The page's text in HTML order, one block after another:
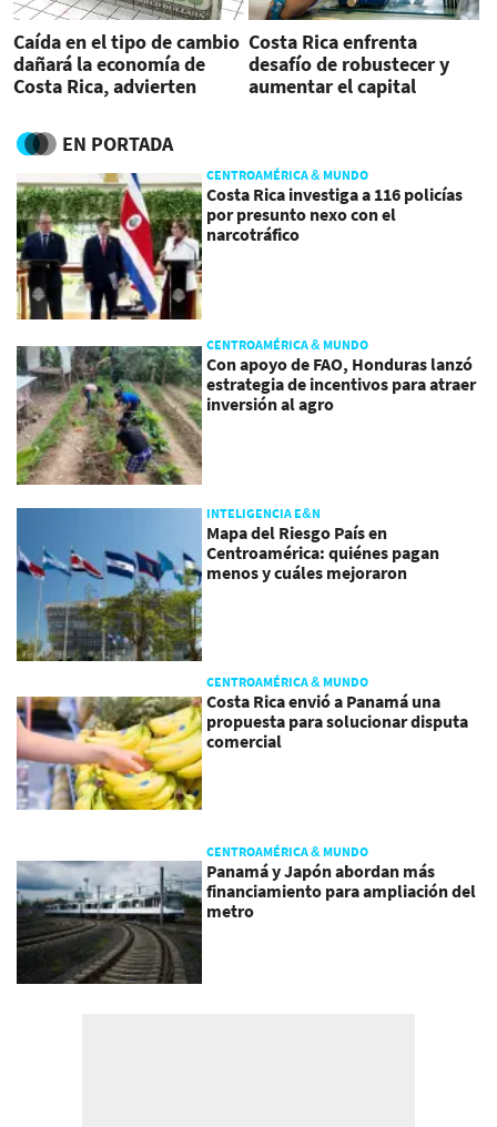
Caída en el tipo de cambio
dañará la economía de
Costa Rica, advierten
Costa Rica enfrenta
desafío de robustecer y
aumentar el capital
EN PORTADA
CENTROAMÉRICA & MUNDO
Costa Rica investiga a 116 policías
por presunto nexo con el
narcotráfico
CENTROAMÉRICA & MUNDO
Con apoyo de FAO, Honduras lanzó
estrategia de incentivos para atraer
inversión al agro
INTELIGENCIA E&N
Mapa del Riesgo País en
Centroamérica: quiénes pagan
menos y cuáles mejoraron
CENTROAMÉRICA & MUNDO
Costa Rica envió a Panamá una
propuesta para solucionar disputa
comercial
CENTROAMÉRICA & MUNDO
Panamá y Japón abordan más
financiamiento para ampliación del
metro